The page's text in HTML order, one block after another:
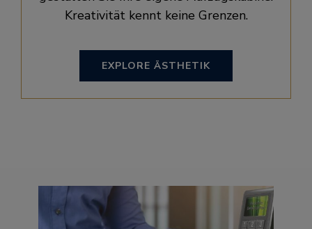
Kreativität kennt keine Grenzen.
EXPLORE ÄSTHETIK